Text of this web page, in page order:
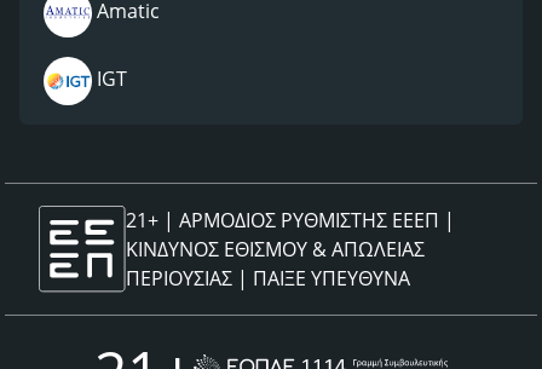
Amatic
IGT
21+ | ΑΡΜΟΔΙΟΣ ΡΥΘΜΙΣΤΗΣ ΕΕΕΠ |
ΚΙΝΔΥΝΟΣ ΕΘΙΣΜΟΥ & ΑΠΩΛΕΙΑΣ
ΠΕΡΙΟΥΣΙΑΣ | ΠΑΙΞΕ ΥΠΕΥΘΥΝΑ